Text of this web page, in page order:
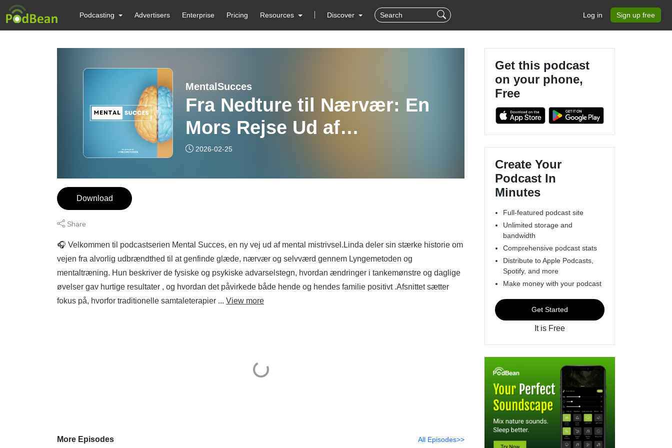
Podcasting Advertisers Enterprise Pricing Resources Discover Log in Sign up free
MentalSucces
Fra Nedture til Nærvær: En
Mors Rejse Ud af
Udbrændthed
2026-02-25
Download
Share
🎧 Velkommen til podcastserien Mental Succes, en ny vej ud af mental mistrivsel.Linda deler sin stærke historie om
vejen fra alvorlig udbrændthed til at genfinde glæde, nærvær og selvværd gennem Lyngemetoden og
mentaltræning. Hun beskriver de fysiske og psykiske advarselstegn, hvordan ændringer i tankemønstre og daglige
øvelser gav hurtige resultater , og hvordan det påvirkede både hende og hendes familie positivt .Afsnittet sætter
fokus på, hvorfor traditionelle samtaleterapier ... View more
More Episodes All Episodes>>
Get this podcast
on your phone,
Free
Create Your
Podcast In
Minutes
Full-featured podcast site
Unlimited storage and
bandwidth
Comprehensive podcast stats
Distribute to Apple Podcasts,
Spotify, and more
Make money with your podcast
Get Started
It is Free